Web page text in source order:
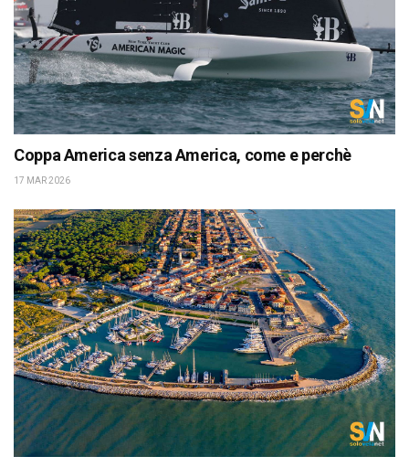
Coppa America senza America, come e perchè
17 MAR 2026